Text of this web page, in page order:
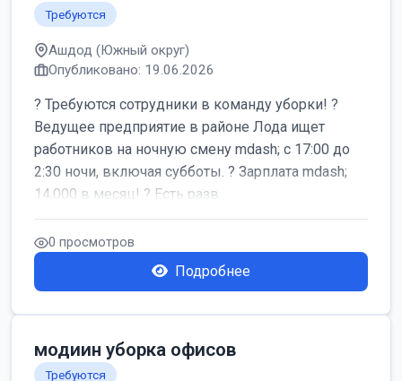
Требуются
Ашдод (Южный округ)
Опубликовано: 19.06.2026
? Требуются сотрудники в команду уборки! ?
Ведущее предприятие в районе Лода ищет
работников на ночную смену mdash; с 17:00 до
2:30 ночи, включая субботы. ? Зарплата mdash;
14,000 в месяц! ? Есть разв...
0 просмотров
Подробнее
модиин уборка офисов
Требуются